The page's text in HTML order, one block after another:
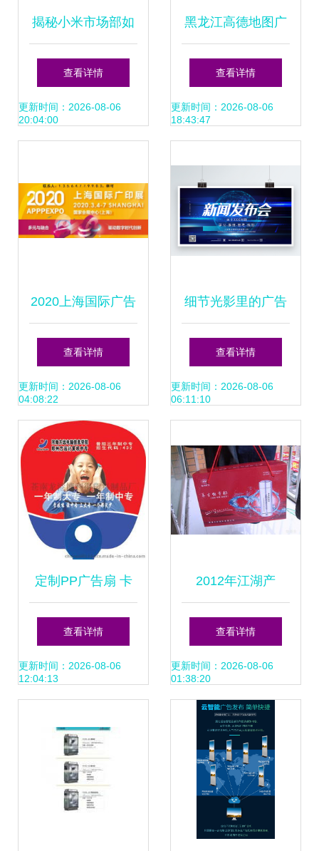
揭秘小米市场部如
何操纵黑稿 一份内
部培训记录
查看详情
更新时间：2026-08-06
20:04:00
黑龙江高德地图广
告开户与推广代理
指南
查看详情
更新时间：2026-08-06
18:43:47
2020上海国际广告
展 创新技术引领广
告行业新业态
查看详情
更新时间：2026-08-06
04:08:22
细节光影里的广告
叙事——浅谈平面
广告制作的臻境
查看详情
更新时间：2026-08-06
06:11:10
定制PP广告扇 卡
通O型柄与铆钉柄
塑料扇的流水线解
品引领个性化新风
尚
查看详情
更新时间：2026-08-06
12:04:13
2012年江湖产
品“养生戒烟杯” 市
场热潮与营销解析
查看详情
更新时间：2026-08-06
01:38:20